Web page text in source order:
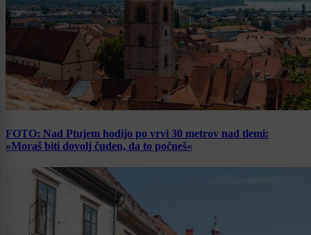
FOTO: Nad Ptujem hodijo po vrvi 30 metrov nad tlemi:
»Moraš biti dovolj čuden, da to počneš«